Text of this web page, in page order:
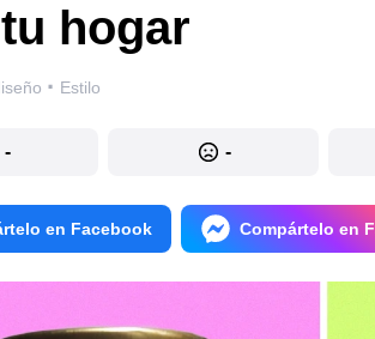
hogar
· Estilo
- -
en Facebook Compártelo en